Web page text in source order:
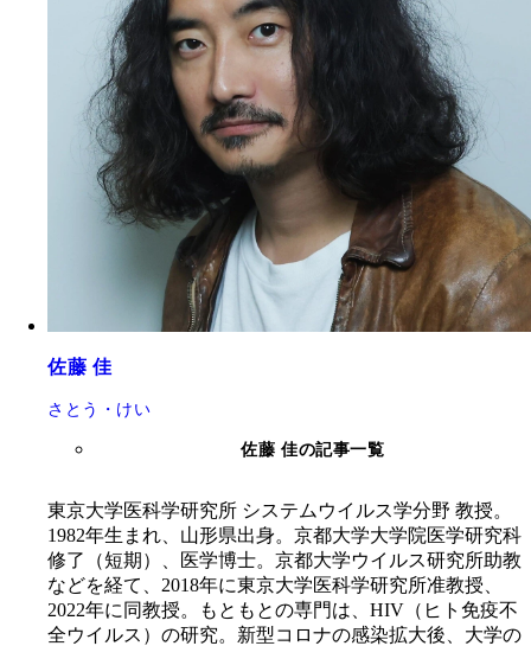
佐藤 佳
さとう・けい
佐藤 佳の記事一覧
東京大学医科学研究所 システムウイルス学分野 教授。
1982年生まれ、山形県出身。京都大学大学院医学研究科
修了（短期）、医学博士。京都大学ウイルス研究所助教
などを経て、2018年に東京大学医科学研究所准教授、
2022年に同教授。もともとの専門は、HIV（ヒト免疫不
全ウイルス）の研究。新型コロナの感染拡大後、大学の